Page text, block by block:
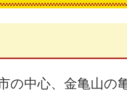
の中心、金亀山の